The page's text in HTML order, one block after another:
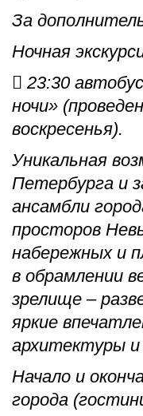
За
Ночная
 23:30
ночи»
воскресенья).
Уникальная
Петербурга и
ансамбли
просторов
набережных и
в обрамлении
зрелище –
яркие
архитектуры и
Начало и
города